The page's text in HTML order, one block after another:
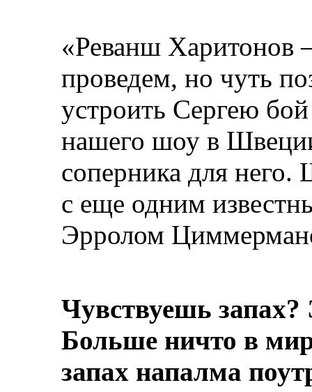
«Реванш Харитонов
проведем, но чуть
устроить Сергею
нашего шоу в
соперника для него.
с еще одним
Эрролом
Чувствуешь
Больше ничто в
запах напалма